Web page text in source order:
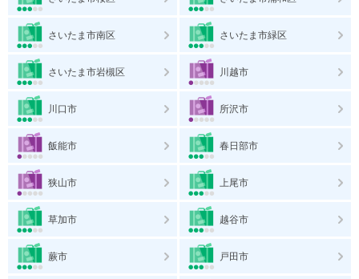
さいたま市南区 さいたま市緑区
さいたま市岩槻区 川越市
川口市 所沢市
飯能市 春日部市
狭山市 上尾市
草加市 越谷市
蕨市 戸田市